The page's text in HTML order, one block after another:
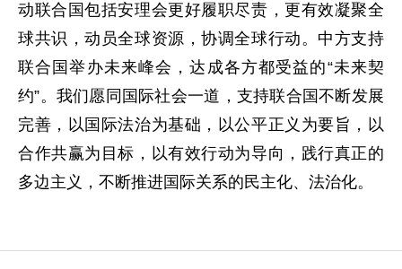
动联合国包括安理会更好履职尽责，更有效凝聚全
球共识，动员全球资源，协调全球行动。中方支持
联合国举办未来峰会，达成各方都受益的“未来契
约”。我们愿同国际社会一道，支持联合国不断发展
完善，以国际法治为基础，以公平正义为要旨，以
合作共赢为目标，以有效行动为导向，践行真正的
多边主义，不断推进国际关系的民主化、法治化。